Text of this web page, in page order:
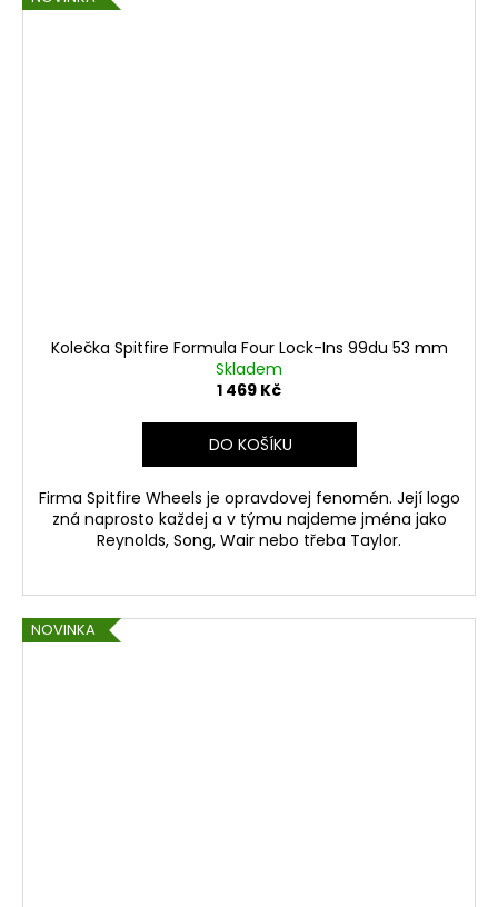
Kolečka Spitfire Formula Four Lock-Ins 99du 53 mm
Skladem
1 469 Kč
DO KOŠÍKU
Firma Spitfire Wheels je opravdovej fenomén. Její logo
zná naprosto každej a v týmu najdeme jména jako
Reynolds, Song, Wair nebo třeba Taylor.
NOVINKA